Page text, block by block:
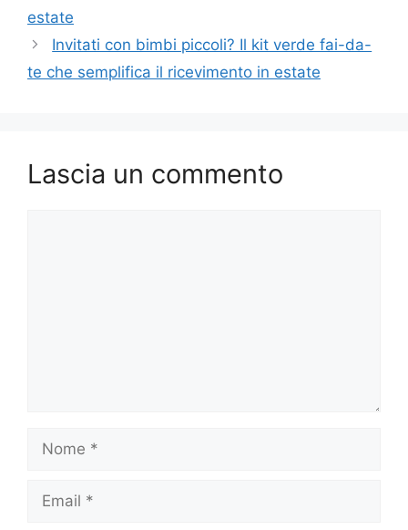
estate
Invitati con bimbi piccoli? Il kit verde fai-da-
te che semplifica il ricevimento in estate
Lascia un commento